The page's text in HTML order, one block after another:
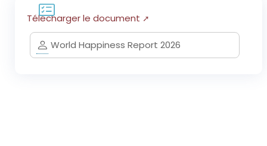
Télécharger le document
World Happiness Report 2026